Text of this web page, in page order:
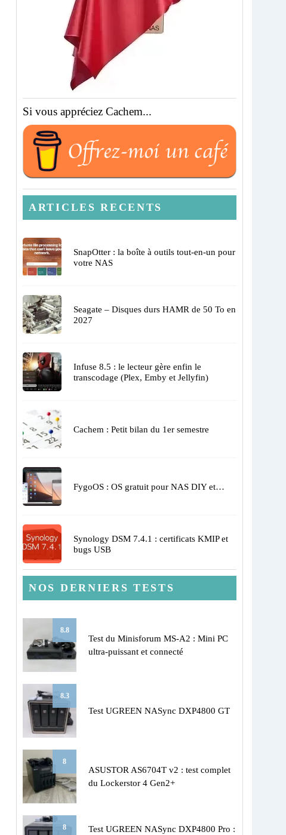
Si vous appréciez Cachem...
ARTICLES RECENTS
SnapOtter : la boîte à outils tout-en-un pour
votre NAS
Seagate – Disques durs HAMR de 50 To en
2027
Infuse 8.5 : le lecteur gère enfin le
transcodage (Plex, Emby et Jellyfin)
Cachem : Petit bilan du 1er semestre
FygoOS : OS gratuit pour NAS DIY et…
Synology DSM 7.4.1 : certificats KMIP et
bugs USB
NOS DERNIERS TESTS
8.8
Test du Minisforum MS-A2 : Mini PC
ultra-puissant et connecté
8.3
Test UGREEN NASync DXP4800 GT
8
ASUSTOR AS6704T v2 : test complet
du Lockerstor 4 Gen2+
8
Test UGREEN NASync DXP4800 Pro :